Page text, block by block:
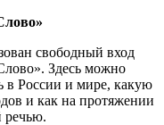
свободный вход
Здесь можно
в России и мире, какую
и как на протяжении
речью.